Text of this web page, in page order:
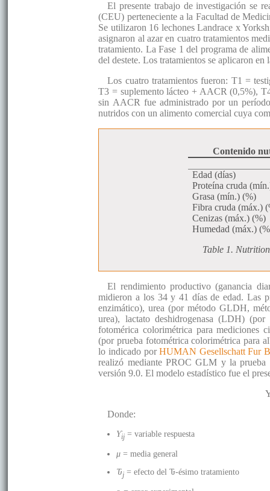
El presente trabajo de investigación se
(CEU) perteneciente a la Facultad de
Se utilizaron 16 lechones Landrace x
asignaron al azar en cuatro tratamientos
tratamiento. La Fase 1 del programa de
del destete. Los tratamientos se aplicaron
Los cuatro tratamientos fueron: T1 =
T3 = suplemento lácteo + AACR (0,5%),
sin AACR fue administrado por un
nutridos con un alimento comercial cuya
Contenido
Edad (días)
Proteína cruda
Grasa (mín.) (%)
Fibra cruda (máx.)
Cenizas (máx.) (%)
Humedad (máx.)
Table 1.
El rendimiento productivo (ganancia
midieron a los 34 y 41 días de edad. Las
enzimático), urea (por método GLDH,
urea), lactato deshidrogenasa (LDH)
fotomérica colorimétrica para mediciones
(por prueba fotométrica colorimétrica para
lo indicado porHUMAN Gesellschatt Fur
realizó mediante PROC GLM y la prueba
versión 9.0. El modelo estadístico fue el
Donde:
Ƴij = variable respuesta
μ= media general
Ԏj = efecto del Ԏ-ésimo tratamiento